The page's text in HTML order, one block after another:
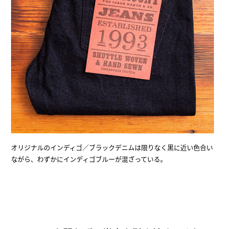
オリジナルのインディゴ／ブラックデニムは限りなく黒に近い色合い
ながら、わずかにインディゴブルーが混ざっている。